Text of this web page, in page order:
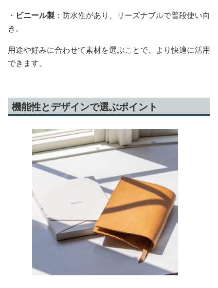
・ ビニール製 ：防水性があり、リーズナブルで普段使い向
き。
用途や好みに合わせて素材を選ぶことで、より快適に活用
できます。
機能性とデザインで選ぶポイント